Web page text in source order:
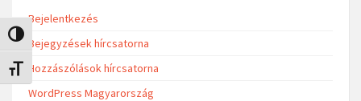
Nagy kontraszt váltása
Betűméret váltása
Bejelentkezés
Bejegyzések hírcsatorna
Hozzászólások hírcsatorna
WordPress Magyarország